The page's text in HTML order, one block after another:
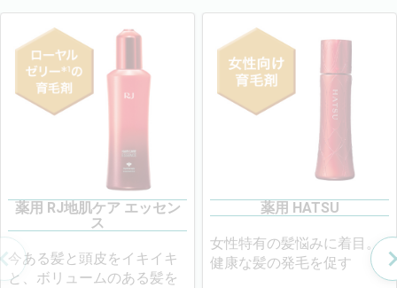
薬用 RJ地肌ケア エッセン
ス
今ある髪と頭皮をイキイキ
と、ボリュームのある髪を
薬用 HATSU
女性特有の髪悩みに着目。
健康な髪の発毛を促す